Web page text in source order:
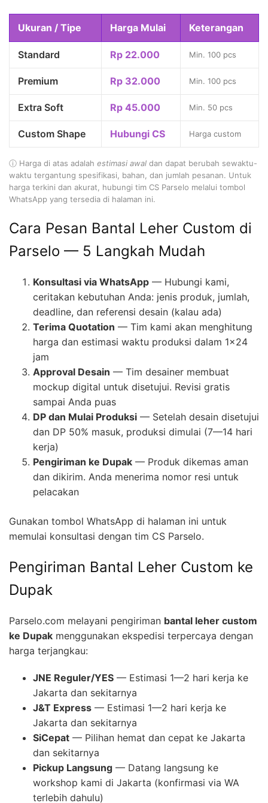
Ukuran / Tipe Harga Mulai Keterangan
Standard Rp 22.000 Min. 100 pcs
Premium Rp 32.000 Min. 100 pcs
Extra Soft Rp 45.000 Min. 50 pcs
Custom Shape Hubungi CS Harga custom
ⓘ Harga di atas adalah estimasi awal dan dapat berubah sewaktu-
waktu tergantung spesifikasi, bahan, dan jumlah pesanan. Untuk
harga terkini dan akurat, hubungi tim CS Parselo melalui tombol
WhatsApp yang tersedia di halaman ini.
Cara Pesan Bantal Leher Custom di
Parselo — 5 Langkah Mudah
Konsultasi via WhatsApp — Hubungi kami,
ceritakan kebutuhan Anda: jenis produk, jumlah,
deadline, dan referensi desain (kalau ada)
Terima Quotation — Tim kami akan menghitung
harga dan estimasi waktu produksi dalam 1×24
jam
Approval Desain — Tim desainer membuat
mockup digital untuk disetujui. Revisi gratis
sampai Anda puas
DP dan Mulai Produksi — Setelah desain disetujui
dan DP 50% masuk, produksi dimulai (7—14 hari
kerja)
Pengiriman ke Dupak — Produk dikemas aman
dan dikirim. Anda menerima nomor resi untuk
pelacakan
Gunakan tombol WhatsApp di halaman ini untuk
memulai konsultasi dengan tim CS Parselo.
Pengiriman Bantal Leher Custom ke
Dupak
Parselo.com melayani pengiriman bantal leher custom
ke Dupak menggunakan ekspedisi terpercaya dengan
harga terjangkau:
JNE Reguler/YES — Estimasi 1—2 hari kerja ke
Jakarta dan sekitarnya
J&T Express — Estimasi 1—2 hari kerja ke
Jakarta dan sekitarnya
SiCepat — Pilihan hemat dan cepat ke Jakarta
dan sekitarnya
Pickup Langsung — Datang langsung ke
workshop kami di Jakarta (konfirmasi via WA
terlebih dahulu)